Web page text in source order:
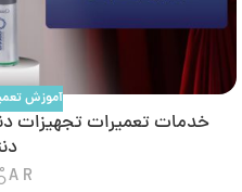
آموزش
خدمات تعمیرات تجهیزات
A R